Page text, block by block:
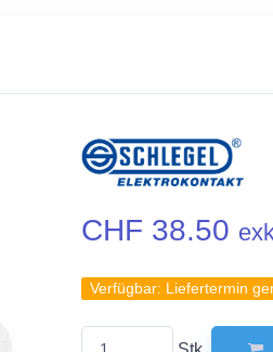
CHF 38.50
Verfügbar: Liefertermin